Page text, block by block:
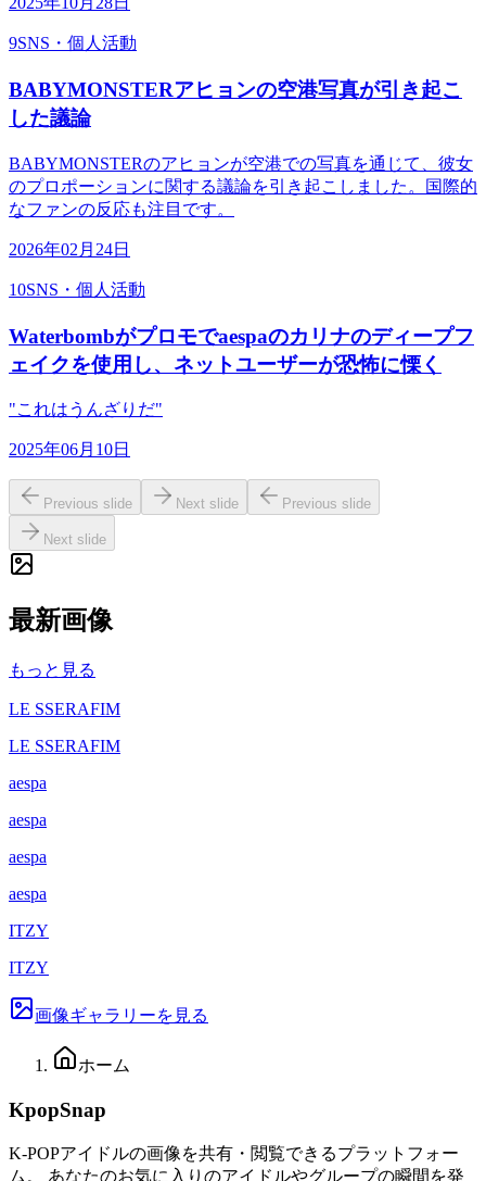
9SNS・個人活動
BABYMONSTERアヒョンの空港写真が引き起こ
した議論
BABYMONSTERのアヒョンが空港での写真を通じて、彼女
のプロポーションに関する議論を引き起こしました。国際的
なファンの反応も注目です。
2026年02月24日
10SNS・個人活動
Waterbombがプロモでaespaのカリナのディープフ
ェイクを使用し、ネットユーザーが恐怖に慄く
"これはうんざりだ"
2025年06月10日
Previous slide Next slide Previous slide
Next slide
最新画像
もっと見る
LE SSERAFIM
LE SSERAFIM
aespa
aespa
aespa
aespa
ITZY
ITZY
画像ギャラリーを見る
ホーム
KpopSnap
K-POPアイドルの画像を共有・閲覧できるプラットフォー
ム。 あなたのお気に入りのアイドルやグループの瞬間を発